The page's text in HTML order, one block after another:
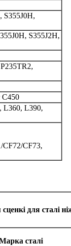
S355J0H,
S355J2H,
C450
L360, L390,
CF72/CF73,
для сталі
сталі